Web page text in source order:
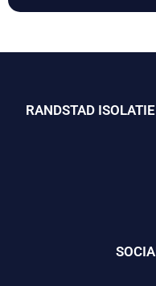
RANDSTAD ISOLATIE